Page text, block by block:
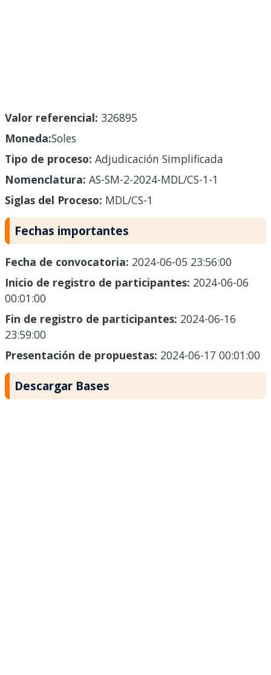
Valor referencial: 326895
Moneda:Soles
Tipo de proceso: Adjudicación Simplificada
Nomenclatura: AS-SM-2-2024-MDL/CS-1-1
Siglas del Proceso: MDL/CS-1
Fechas importantes
Fecha de convocatoria: 2024-06-05 23:56:00
Inicio de registro de participantes: 2024-06-06
00:01:00
Fin de registro de participantes: 2024-06-16
23:59:00
Presentación de propuestas: 2024-06-17 00:01:00
Descargar Bases